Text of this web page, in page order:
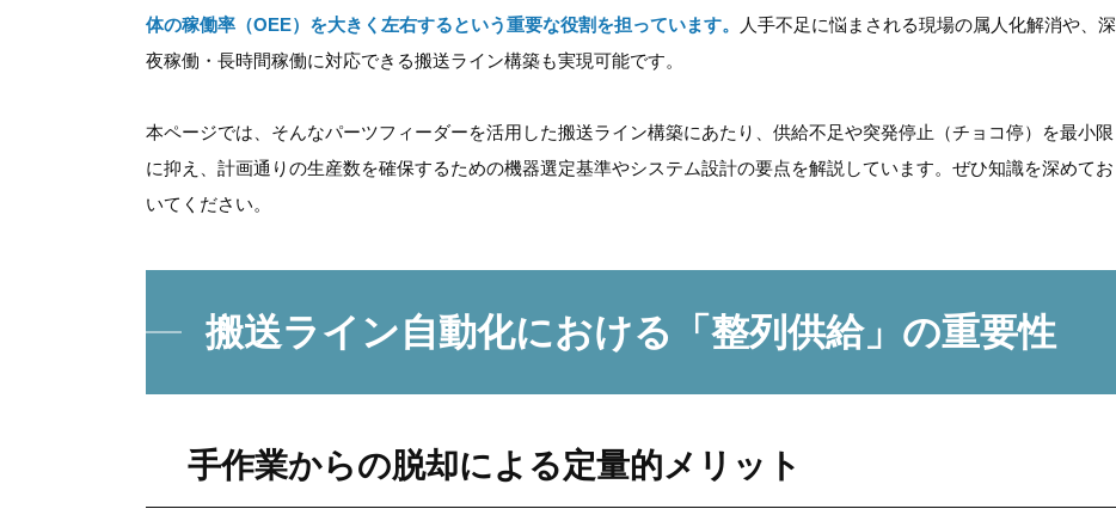
体の稼働率（OEE）を大きく左右するという重要な役割を担っています。
人手不足に悩まされる現場の属人化解消や、深
夜稼働・長時間稼働に対応できる搬送ライン構築も実現可能です。
本ページでは、そんなパーツフィーダーを活用した搬送ライン構築にあたり、供給不足や突発停止（チョコ停）を最小限
に抑え、計画通りの生産数を確保するための機器選定基準やシステム設計の要点を解説しています。ぜひ知識を深めてお
いてください。
搬送ライン自動化における「整列供給」の重要性
手作業からの脱却による定量的メリット